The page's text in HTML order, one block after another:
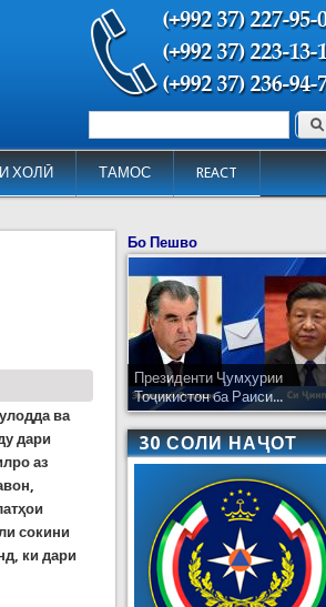
ХОЛӢ ТАМОС REACT
Форма поиска Поиск
ва
дари
аз
сокини
ки дари
Бо Пешво
Президенти Ҷумҳурии
Тоҷикистон ба Раиси...
30 СОЛИ НАҶОТ